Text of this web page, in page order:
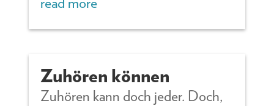
Zuhören können
Zuhören kann doch jeder. Doch,